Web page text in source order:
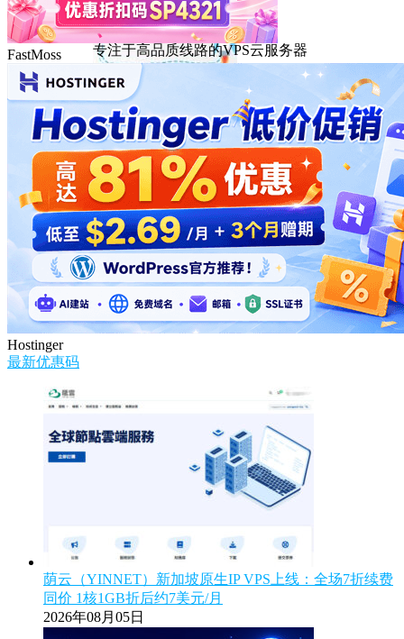
DMIT
专注于高品质线路的VPS云服务器
FastMoss
Hostinger
最新优惠码
荫云（YINNET）新加坡原生IP VPS上线：全场7折续费
同价 1核1GB折后约7美元/月
2026年08月05日